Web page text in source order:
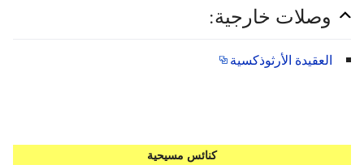
وصلات خارجية:
العقيدة الأرثوذكسية
كنائس مسيحية